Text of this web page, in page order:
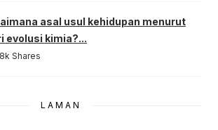
asal usul kehidupan menurut
evolusi kimia?...
Shares
LAMAN